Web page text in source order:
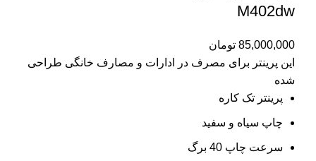
M402dw
85,000,000 تومان
این پرینتر برای مصرف در ادارات و مصارف خانگی طراحی
شده
پرینتر تک کاره
چاپ سیاه و سفید
سرعت چاپ 40 برگ